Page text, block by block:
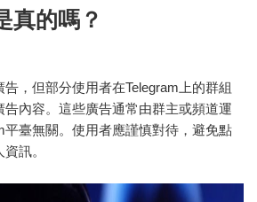
真的嗎？
，但部分使用者在Telegram上的群組
內容。這些廣告通常由群主或頻道運
平臺無關。使用者應謹慎對待，避免點
訊。